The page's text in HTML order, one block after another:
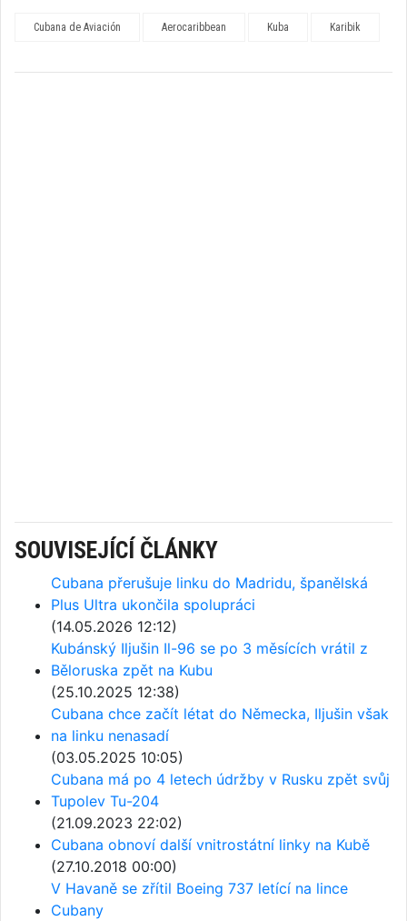
Cubana de Aviación Aerocaribbean Kuba Karibik
SOUVISEJÍCÍ ČLÁNKY
Cubana přerušuje linku do Madridu, španělská
Plus Ultra ukončila spolupráci
(14.05.2026 12:12)
Kubánský Iljušin Il-96 se po 3 měsících vrátil z
Běloruska zpět na Kubu
(25.10.2025 12:38)
Cubana chce začít létat do Německa, Iljušin však
na linku nenasadí
(03.05.2025 10:05)
Cubana má po 4 letech údržby v Rusku zpět svůj
Tupolev Tu-204
(21.09.2023 22:02)
Cubana obnoví další vnitrostátní linky na Kubě
(27.10.2018 00:00)
V Havaně se zřítil Boeing 737 letící na lince
Cubany